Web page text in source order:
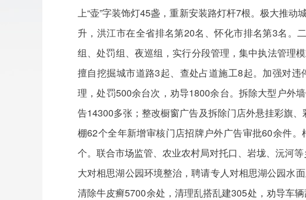
上“壶”字装饰灯45盏，重新安装路灯杆7根。极大推
升，洪江市在全省排名第20名、怀化市排名第3名。
组、处罚组、夜巡组，实行分段管理，集中执法管理
擅自挖掘城市道路3起、查处占道施工8起。加强对
理，处罚500余台次，劝导1800余台。拆除大型户外
告14300多张；整改橱窗广告及拆除门店外悬挂彩旗
棚62个全年新增审核门店招牌户外广告审批60余件
个。联合市场监管、农业农村局对托口、岩垅、沅河
大对相思湖公园环境整治，聘请专人对相思湖公园水
清除牛皮癣5700余处，清理乱搭乱建305处，劝导车